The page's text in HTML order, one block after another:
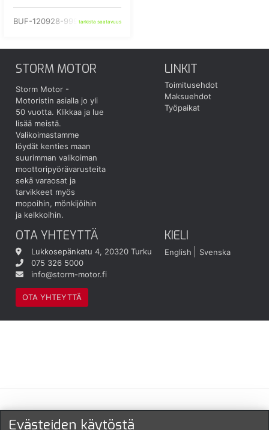
BUF-120928-999 tarkista saatavuus
STORM MOTOR
Storm Motor -
Motoristin asialla jo yli
50 vuotta. Klikkaa ja lue
lisää meistä.
Valikoimastamme
löydät kenties maan
suurimman valikoiman
moottoripyörävarusteita
sekä varaosat ja
tarvikkeet myös
mopoihin, mönkijöihin
ja kelkkoihin.
LINKIT
Toimitusehdot
Maksuehdot
Työpaikat
OTA YHTEYTTÄ
Lukkosepänkatu 4, 20320 Turku
075 326 5000
info@storm-motor.fi
OTA YHTEYTTÄ
KIELI
English Svenska
Maksu- ja toimitustavat
Evästeiden käytöstä